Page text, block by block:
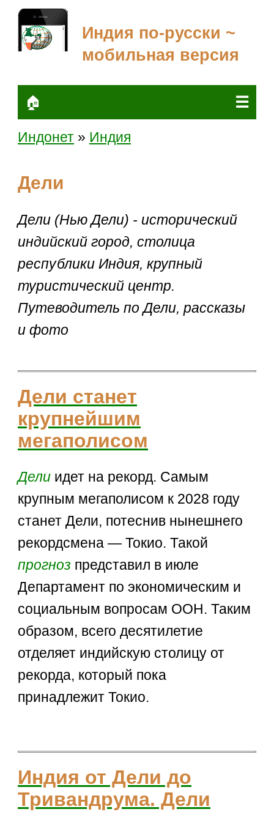
Индия по-русски ~
мобильная версия
🏠 ☰
Индонет » Индия
Дели
Дели (Нью Дели) - исторический
индийский город, столица
республики Индия, крупный
туристический центр.
Путеводитель по Дели, рассказы
и фото
Дели станет
крупнейшим
мегаполисом
Дели идет на рекорд. Самым
крупным мегаполисом к 2028 году
станет Дели, потеснив нынешнего
рекордсмена — Токио. Такой
прогноз представил в июле
Департамент по экономическим и
социальным вопросам ООН. Таким
образом, всего десятилетие
отделяет индийскую столицу от
рекорда, который пока
принадлежит Токио.
Индия от Дели до
Тривандрума. Дели